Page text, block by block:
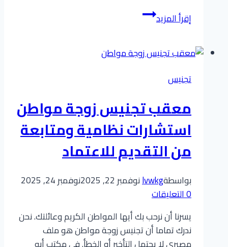
إقرأ المزيدشروط
تجنيس
من
غير
سعودي
تجنيس
معقب تجنيس زوجة مواطن
استشارات نظامية ومتابعة
من التقديم للاعتماد
بواسطةlvwkgنوفمبر 22, 2025
نوفمبر 24, 2025
0 التعليقات
يسرنا أن نرحب بك أيها المواطن الكريم وعائلتك. نحن
ندرك تماما أن تجنيس زوجة مواطن هو ملف